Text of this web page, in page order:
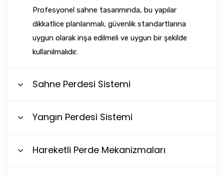
Profesyonel sahne tasarımında, bu yapılar
dikkatlice planlanmalı, güvenlik standartlarına
uygun olarak inşa edilmeli ve uygun bir şekilde
kullanılmalıdır.
Sahne Perdesi Sistemi
Yangın Perdesi Sistemi
Hareketli Perde Mekanizmaları